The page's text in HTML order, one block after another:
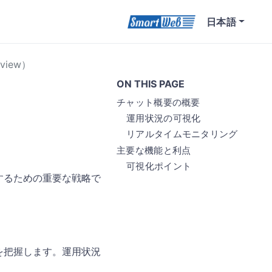
日本語
）
ON THIS PAGE
チャット概要の概要
運用状況の可視化
リアルタイムモニタリング
主要な機能と利点
可視化ポイント
ための重要な戦略で
握します。運用状況